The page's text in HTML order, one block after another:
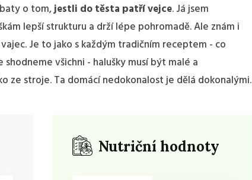
o tom,jestli do těsta patří vejce. Já jsem
lepší strukturu a drží lépe pohromadě. Ale znám i
Je to jako s každým tradičním receptem - co
všichni - halušky musí být malé a
ze stroje. Ta domácí nedokonalost je dělá dokonalými.
Nutriční hodnoty